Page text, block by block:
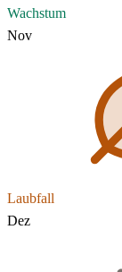
Wachstum
Nov
Laubfall
Dez